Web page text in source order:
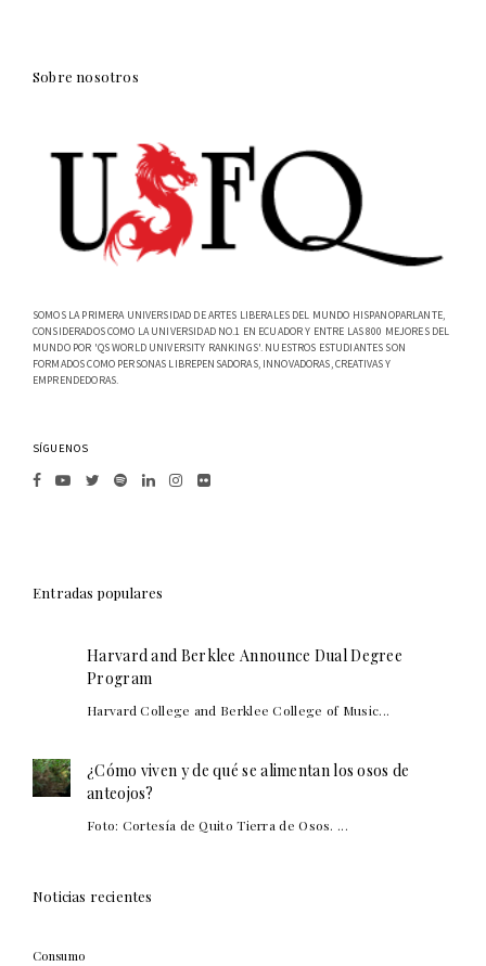
Sobre nosotros
SOMOS LA PRIMERA UNIVERSIDAD DE ARTES LIBERALES DEL MUNDO HISPANOPARLANTE,
CONSIDERADOS COMO LA UNIVERSIDAD NO.1 EN ECUADOR Y ENTRE LAS 800 MEJORES DEL
MUNDO POR 'QS WORLD UNIVERSITY RANKINGS'. NUESTROS ESTUDIANTES SON
FORMADOS COMO PERSONAS LIBREPENSADORAS, INNOVADORAS, CREATIVAS Y
EMPRENDEDORAS.
SÍGUENOS
Entradas populares
Harvard and Berklee Announce Dual Degree
Program
Harvard College and Berklee College of Music...
¿Cómo viven y de qué se alimentan los osos de
anteojos?
Foto: Cortesía de Quito Tierra de Osos. ...
Noticias recientes
Consumo